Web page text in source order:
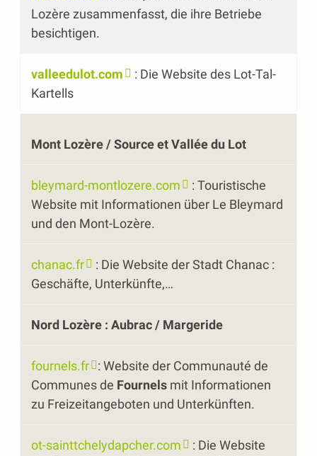
Lozère zusammenfasst, die ihre Betriebe
besichtigen.
valleedulot.com
: Die Website des Lot-Tal-
Kartells
Mont Lozère / Source et Vallée du Lot
bleymard-montlozere.com
: Touristische
Website mit Informationen über Le Bleymard
und den Mont-Lozère.
chanac.fr
: Die Website der Stadt Chanac :
Geschäfte, Unterkünfte,…
Nord Lozère : Aubrac / Margeride
fournels.fr
: Website der Communauté de
Communes de Fournelsmit Informationen
zu Freizeitangeboten und Unterkünften.
ot-sainttchelydapcher.com
: Die Website